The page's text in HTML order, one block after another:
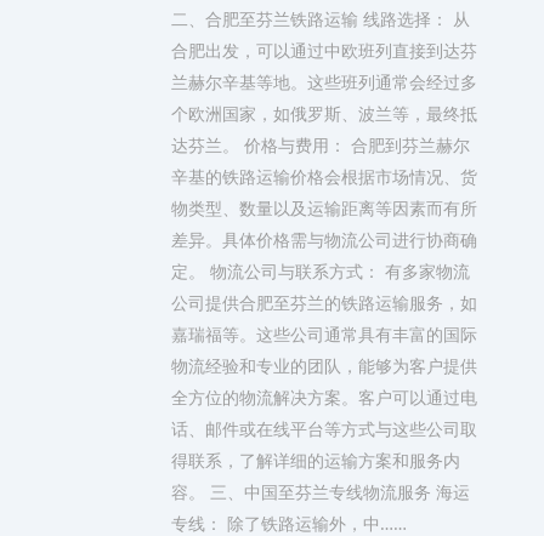
二、合肥至芬兰铁路运输 线路选择： 从
合肥出发，可以通过中欧班列直接到达芬
兰赫尔辛基等地。这些班列通常会经过多
个欧洲国家，如俄罗斯、波兰等，最终抵
达芬兰。 价格与费用： 合肥到芬兰赫尔
辛基的铁路运输价格会根据市场情况、货
物类型、数量以及运输距离等因素而有所
差异。具体价格需与物流公司进行协商确
定。 物流公司与联系方式： 有多家物流
公司提供合肥至芬兰的铁路运输服务，如
嘉瑞福等。这些公司通常具有丰富的国际
物流经验和专业的团队，能够为客户提供
全方位的物流解决方案。客户可以通过电
话、邮件或在线平台等方式与这些公司取
得联系，了解详细的运输方案和服务内
容。 三、中国至芬兰专线物流服务 海运
专线： 除了铁路运输外，中……